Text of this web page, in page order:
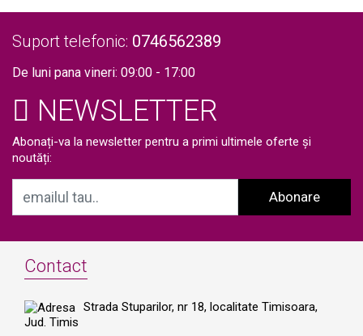
Suport telefonic: 0746562389
De luni pana vineri: 09:00 - 17:00
NEWSLETTER
Abonați-va la newsletter pentru a primi ultimele oferte și
noutăți:
Abonare
Contact
Strada Stuparilor, nr 18, localitate Timisoara,
Jud. Timis